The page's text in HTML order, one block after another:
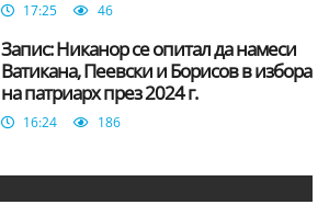
17:25 46
Запис: Никанор се опитал да намеси
Ватикана, Пеевски и Борисов в избора
на патриарх през 2024 г.
16:24 186